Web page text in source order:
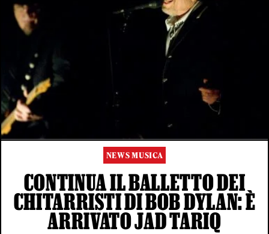
NEWS MUSICA
CONTINUA IL BALLETTO DEI
CHITARRISTI DI BOB DYLAN: È
ARRIVATO JAD TARIQ